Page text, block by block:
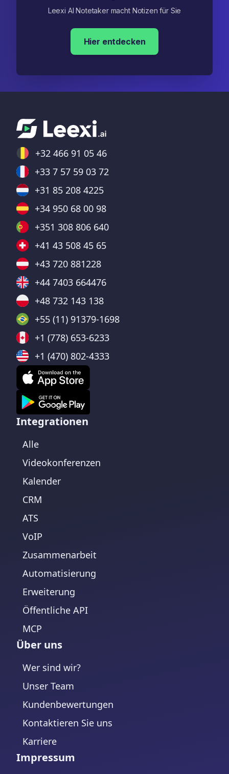
Leexi AI Notetaker macht Notizen für Sie
Hier entdecken
+32 466 91 05 46
+33 7 57 59 03 72
+31 85 208 4225
+34 950 68 00 98
+351 308 806 640
+41 43 508 45 65
+43 720 881228
+44 7403 664476
+48 732 143 138
+55 (11) 91379-1698
+1 (778) 653-6233
+1 (470) 802-4333
Integrationen
Alle
Videokonferenzen
Kalender
CRM
ATS
VoIP
Zusammenarbeit
Automatisierung
Erweiterung
Öffentliche API
MCP
Über uns
Wer sind wir?
Unser Team
Kundenbewertungen
Kontaktieren Sie uns
Karriere
Impressum